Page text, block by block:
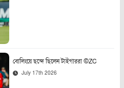
বোলিংয়ে ছন্দে ছিলেন টাইগাররা ©ZC
July 17th 2026